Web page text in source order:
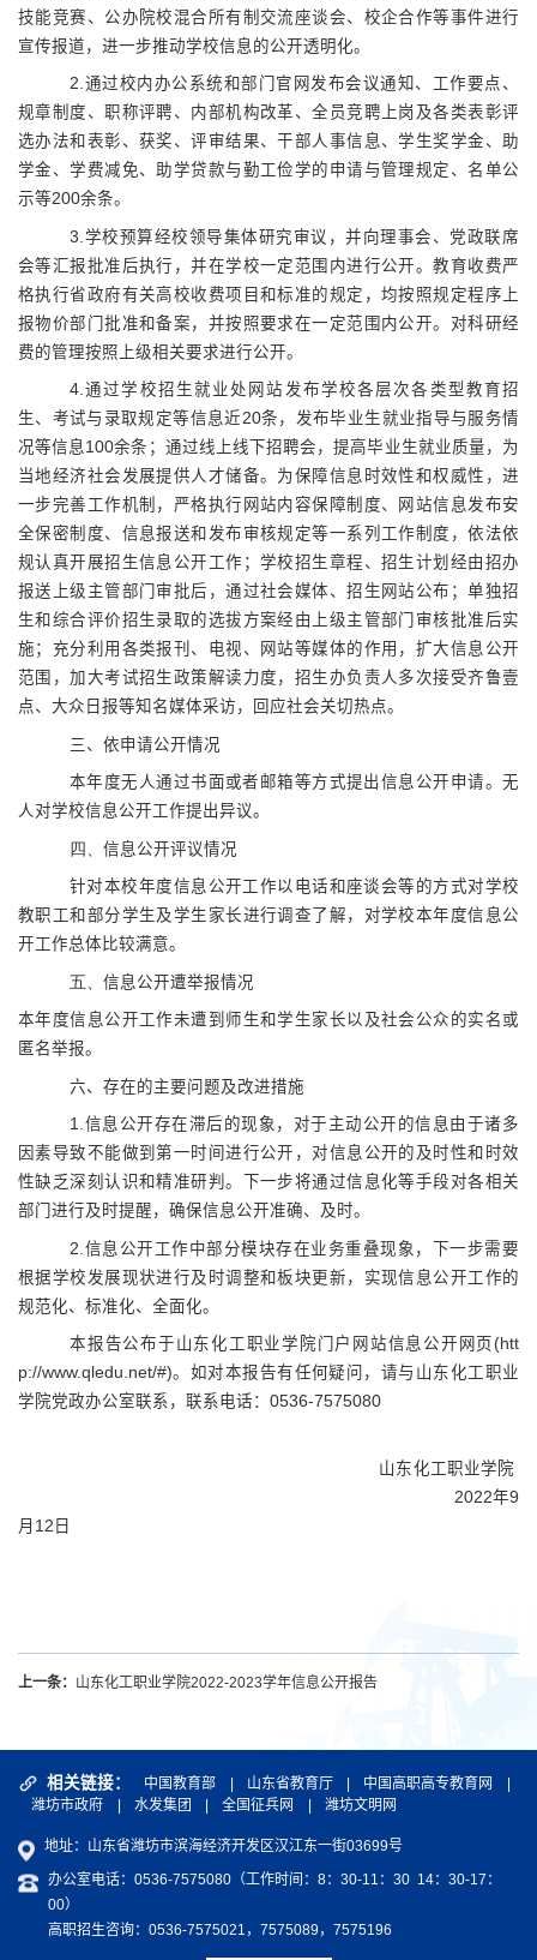
技能竞赛、公办院校混合所有制交流座谈会、校企合作等事件进行
宣传报道，进一步推动学校信息的公开透明化。
2.通过校内办公系统和部门官网发布会议通知、工作要点、
规章制度、职称评聘、内部机构改革、全员竞聘上岗及各类表彰评
选办法和表彰、获奖、评审结果、干部人事信息、学生奖学金、助
学金、学费减免、助学贷款与勤工俭学的申请与管理规定、名单公
示等200余条。
3. 学校预算经校领导集体研究审议，并向理事会、党政联席
会等汇报批准后执行，并在学校一定范围内进行公开。教育收费严
格执行省政府有关高校收费项目和标准的规定，均按照规定程序上
报物价部门批准和备案，并按照要求在一定范围内公开。对科研经
费的管理按照上级相关要求进行公开。
4.通过学校招生就业处网站发布学校各层次各类型教育招
生、考试与录取规定等信息近20条，发布毕业生就业指导与服务情
况等信息100余条；通过线上线下招聘会，提高毕业生就业质量，为
当地经济社会发展提供人才储备。为保障信息时效性和权威性，进
一步完善工作机制，严格执行网站内容保障制度、网站信息发布安
全保密制度、信息报送和发布审核规定等一系列工作制度，依法依
规认真开展招生信息公开工作；学校招生章程、招生计划经由招办
报送上级主管部门审批后，通过社会媒体、招生网站公布；单独招
生和综合评价招生录取的选拔方案经由上级主管部门审核批准后实
施；充分利用各类报刊、电视、网站等媒体的作用，扩大信息公开
范围，加大考试招生政策解读力度，招生办负责人多次接受齐鲁壹
点、大众日报等知名媒体采访，回应社会关切热点。
三、依申请公开情况
本年度无人通过书面或者邮箱等方式提出信息公开申请。无
人对学校信息公开工作提出异议。
四、 信息公开评议情况
针对本校年度信息公开工作以电话和座谈会等的方式对学校
教职工和部分学生及学生家长进行调查了解，对学校本年度信息公
开工作总体比较满意。
五、 信息公开遭举报情况
本年度信息公开工作未遭到师生和学生家长以及社会公众的实名或
匿名举报。
六、存在的主要问题及改进措施
1.信息公开存在滞后的现象，对于主动公开的信息由于诸多
因素导致不能做到第一时间进行公开，对信息公开的及时性和时效
性缺乏深刻认识和精准研判。下一步将通过信息化等手段对各相关
部门进行及时提醒，确保信息公开准确、及时。
2. 信息公开工作中部分模块存在业务重叠现象，下一步需要
根据学校发展现状进行及时调整和板块更新，实现信息公开工作的
规范化、标准化、全面化。
本报告公布于山东化工职业学院门户网站信息公开网页 (htt
p://www.qledu.net/#)。如对本报告有任何疑问，请与山东化工职业
学院党政办公室联系，联系电话： 0536-7575080
山东化工职业学院
2022年9
月 12 日
上一条： 山东化工职业学院2022-2023学年信息公开报告
相关链接： 中国教育部 | 山东省教育厅 | 中国高职高专教育网
|
潍坊市政府
| 水发集团 | 全国征兵网 | 潍坊文明网
地址：山东省潍坊市滨海经济开发区汉江东一街03699号
办公室电话：0536-7575080（工作时间：8：30-11：30 14：30-17：
00）
高职招生咨询：0536-7575021，7575089，7575196